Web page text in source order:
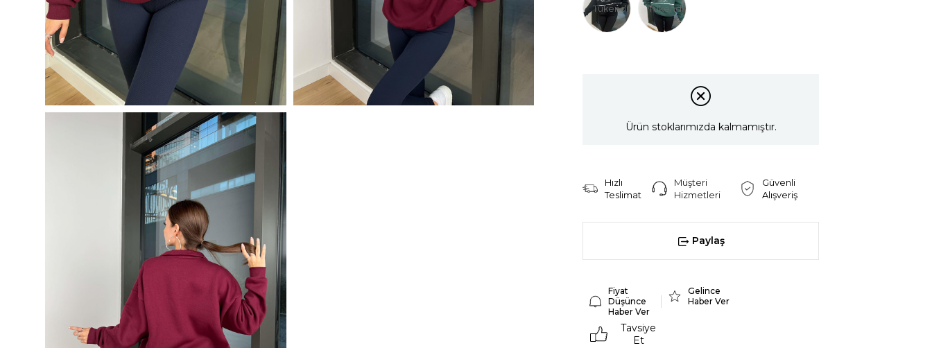
Tükendi Tükendi
Ürün stoklarımızda kalmamıştır.
Hızlı
Teslimat
Müşteri
Hizmetleri
Güvenli
Alışveriş
Paylaş
Fiyat
Düşünce
Haber Ver
Gelince
Haber Ver
Tavsiye
Et